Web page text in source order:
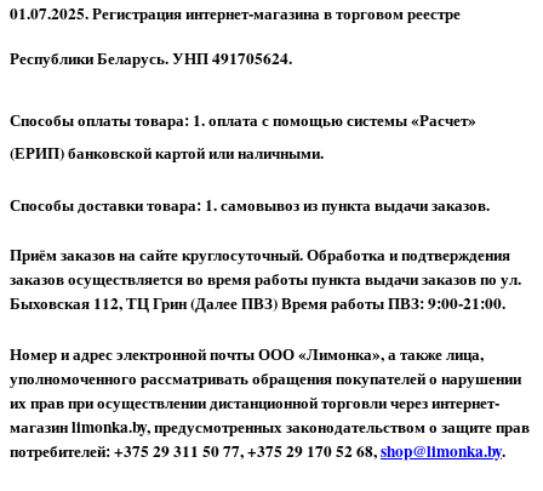
01.07.2025. Регистрация интернет-магазина в торговом реестре
Республики Беларусь. УНП 491705624.
Способы оплаты товара: 1. оплата с помощью системы «Расчет»
(ЕРИП) банковской картой или наличными.
Способы доставки товара: 1. самовывоз из пункта выдачи заказов.
Приём заказов на сайте круглосуточный. Обработка и подтверждения
заказов осуществляется во время работы пункта выдачи заказов по ул.
Быховская 112, ТЦ Грин (Далее ПВЗ) Время работы ПВЗ: 9:00-21:00.
Номер и адрес электронной почты ООО «Лимонка», а также лица,
уполномоченного рассматривать обращения покупателей о нарушении
их прав при осуществлении дистанционной торговли через интернет-
магазин limonka.by, предусмотренных законодательством о защите прав
потребителей: +375 29 311 50 77, +375 29 170 52 68,shop@limonka.by.